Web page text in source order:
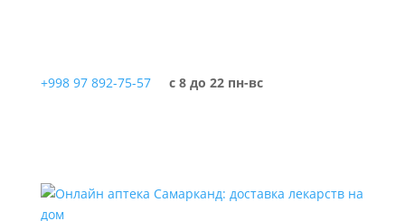
+998 97 892-75-57 с 8 до 22 пн-вс